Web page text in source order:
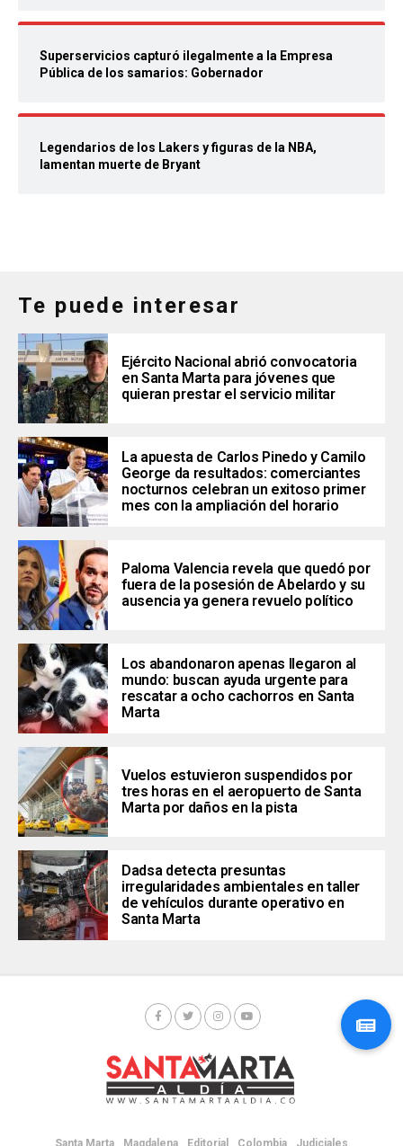
Superservicios capturó ilegalmente a la Empresa
Pública de los samarios: Gobernador
Legendarios de los Lakers y figuras de la NBA,
lamentan muerte de Bryant
Te puede interesar
Ejército Nacional abrió convocatoria
en Santa Marta para jóvenes que
quieran prestar el servicio militar
La apuesta de Carlos Pinedo y Camilo
George da resultados: comerciantes
nocturnos celebran un exitoso primer
mes con la ampliación del horario
Paloma Valencia revela que quedó por
fuera de la posesión de Abelardo y su
ausencia ya genera revuelo político
Los abandonaron apenas llegaron al
mundo: buscan ayuda urgente para
rescatar a ocho cachorros en Santa
Marta
Vuelos estuvieron suspendidos por
tres horas en el aeropuerto de Santa
Marta por daños en la pista
Dadsa detecta presuntas
irregularidades ambientales en taller
de vehículos durante operativo en
Santa Marta
Santa Marta Magdalena Editorial Colombia Judiciales